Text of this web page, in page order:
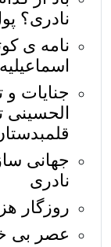
نادری؟
نامه ی
اسماعيليه
جنایات و
الحسینی
جهانی
نادری
روزگار
عصر بی